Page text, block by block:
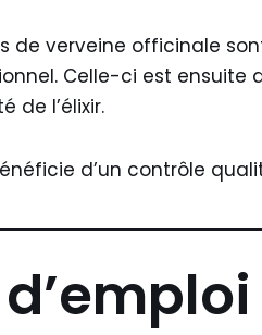
de verveine officinale
Celle-ci est ensuite
de l’élixir.
d’un contrôle